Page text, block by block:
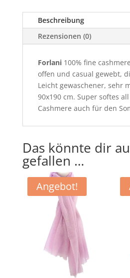
Beschreibung
Rezensionen (0)
Forlani100% fine
offen und casual gewebt,
Leicht gewaschener, sehr
90x190 cm. Super softes
Cashmere auch für den
Das könnte dir
gefallen …
Angebot!